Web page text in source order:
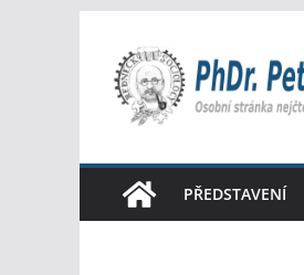
obsah
PŘEDSTAVENÍ